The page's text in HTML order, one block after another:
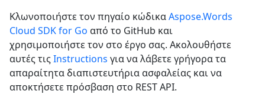
Κλωνοποιήστε τον πηγαίο κώδικαAspose.Words
Cloud SDK for Go από το GitHub και
χρησιμοποιήστε τον στο έργο σας. Ακολουθήστε
αυτές τιςInstructions για να λάβετε γρήγορα τα
απαραίτητα διαπιστευτήρια ασφαλείας και να
αποκτήσετε πρόσβαση στο REST API.